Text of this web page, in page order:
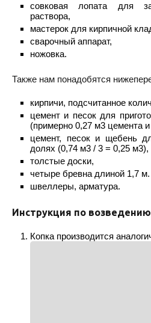
совковая лопата для
раствора,
мастерок для кирпичной
сварочный аппарат,
ножовка.
Также нам понадобятся
кирпичи, подсчитанное
цемент и песок для
(примерно 0,27 м3 цемента
цемент, песок и щебень
долях (0,74 м3 / 3 = 0,25 м3),
толстые доски,
четыре бревна длиной 1,7 м.
швеллеры, арматура.
Инструкция по
Копка производится